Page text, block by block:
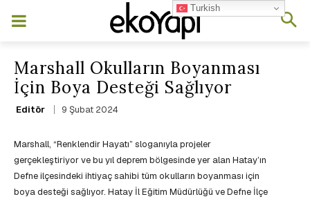
Marshall Okulların Boyanması
İçin Boya Desteği Sağlıyor
Editör 9 Şubat 2024
Marshall, “Renklendir Hayatı” sloganıyla projeler
gerçekleştiriyor ve bu yıl deprem bölgesinde yer alan Hatay’ın
Defne ilçesindeki ihtiyaç sahibi tüm okulların boyanması için
boya desteği sağlıyor. Hatay İl Eğitim Müdürlüğü ve Defne İlçe
Turkish